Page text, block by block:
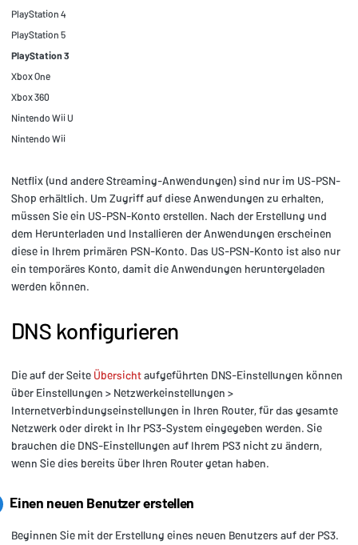
PlayStation 4
PlayStation 5
PlayStation 3
Xbox One
Xbox 360
Nintendo Wii U
Nintendo Wii
Netflix (und andere Streaming-Anwendungen) sind nur im US-PSN-
Shop erhältlich. Um Zugriff auf diese Anwendungen zu erhalten,
müssen Sie ein US-PSN-Konto erstellen. Nach der Erstellung und
dem Herunterladen und Installieren der Anwendungen erscheinen
diese in Ihrem primären PSN-Konto. Das US-PSN-Konto ist also nur
ein temporäres Konto, damit die Anwendungen heruntergeladen
werden können.
DNS konfigurieren
Die auf der Seite Übersichtaufgeführten DNS-Einstellungen können
über Einstellungen > Netzwerkeinstellungen >
Internetverbindungseinstellungen in Ihren Router, für das gesamte
Netzwerk oder direkt in Ihr PS3-System eingegeben werden. Sie
brauchen die DNS-Einstellungen auf Ihrem PS3 nicht zu ändern,
wenn Sie dies bereits über Ihren Router getan haben.
Einen neuen Benutzer erstellen
Beginnen Sie mit der Erstellung eines neuen Benutzers auf der PS3.